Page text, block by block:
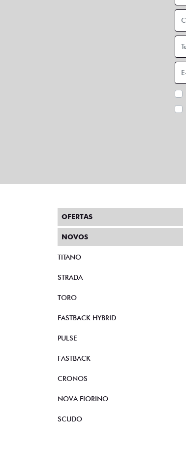
OFERTAS
NOVOS
TITANO
STRADA
TORO
FASTBACK HYBRID
PULSE
FASTBACK
CRONOS
NOVA FIORINO
SCUDO